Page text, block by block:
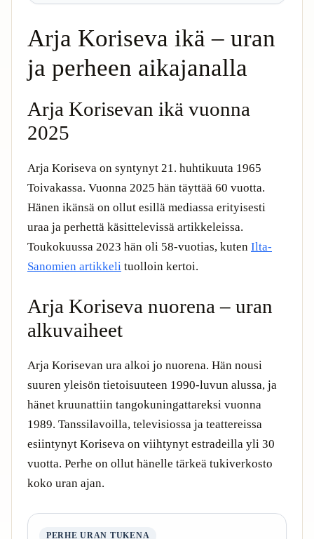
Arja Koriseva ikä – uran
ja perheen aikajanalla
Arja Korisevan ikä vuonna
2025
Arja Koriseva on syntynyt 21. huhtikuuta 1965
Toivakassa. Vuonna 2025 hän täyttää 60 vuotta.
Hänen ikänsä on ollut esillä mediassa erityisesti
uraa ja perhettä käsittelevissä artikkeleissa.
Toukokuussa 2023 hän oli 58-vuotias, kuten Ilta-
Sanomien artikkeli tuolloin kertoi.
Arja Koriseva nuorena – uran
alkuvaiheet
Arja Korisevan ura alkoi jo nuorena. Hän nousi
suuren yleisön tietoisuuteen 1990-luvun alussa, ja
hänet kruunattiin tangokuningattareksi vuonna
1989. Tanssilavoilla, televisiossa ja teattereissa
esiintynyt Koriseva on viihtynyt estradeilla yli 30
vuotta. Perhe on ollut hänelle tärkeä tukiverkosto
koko uran ajan.
PERHE URAN TUKENA